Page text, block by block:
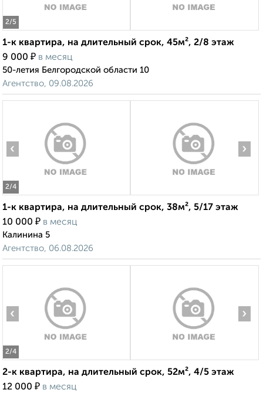
2/5
1-к квартира, на длительный срок, 45м², 2/8 этаж
9 000 ₽ в месяц
50-летия Белгородской области 10
Агентство, 09.08.2026
2/4
‹ ›
1-к квартира, на длительный срок, 38м², 5/17 этаж
10 000 ₽ в месяц
Калинина 5
Агентство, 06.08.2026
2/4
‹ ›
2-к квартира, на длительный срок, 52м², 4/5 этаж
12 000 ₽ в месяц